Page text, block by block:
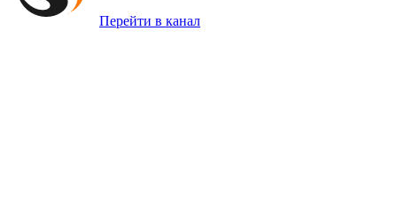
Перейти в канал